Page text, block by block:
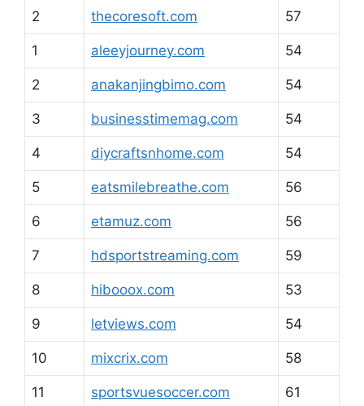
2 thecoresoft.com 57
1 aleeyjourney.com 54
2 anakanjingbimo.com 54
3 businesstimemag.com 54
4 diycraftsnhome.com 54
5 eatsmilebreathe.com 56
6 etamuz.com 56
7 hdsportstreaming.com 59
8 hibooox.com 53
9 letviews.com 54
10 mixcrix.com 58
11 sportsvuesoccer.com 61